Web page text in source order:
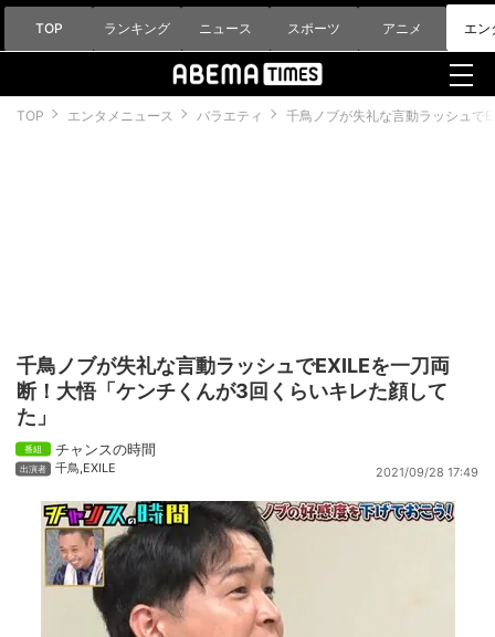
TOP ランキング ニュース スポーツ アニメ エン
TOP エンタメニュース バラエティ 千鳥ノブが失礼な言動ラッシュで
千鳥ノブが失礼な言動ラッシュでEXILEを一刀両
断！大悟「ケンチくんが3回くらいキレた顔して
た」
チャンスの時間
千鳥,EXILE 2021/09/28 17:49